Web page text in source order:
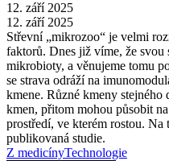
12. září 2025
12. září 2025
Střevní „mikrozoo“ je velmi
faktorů. Dnes již víme, že
mikrobioty, a věnujeme tomu
se strava odráží na
kmene. Různé kmeny
kmen, přitom mohou působit
prostředí, ve kterém rostou.
publikovaná studie.
Z medicínyTechnologie